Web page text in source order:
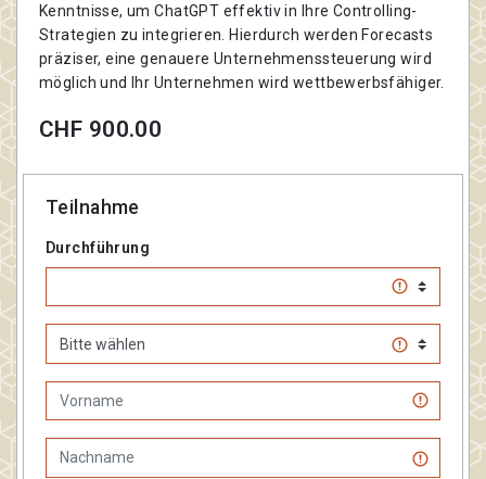
Kenntnisse, um ChatGPT effektiv in Ihre Controlling-
Strategien zu integrieren. Hierdurch werden Forecasts
präziser, eine genauere Unternehmenssteuerung wird
möglich und Ihr Unternehmen wird wettbewerbsfähiger.
CHF 900.00
Teilnahme
Durchführung